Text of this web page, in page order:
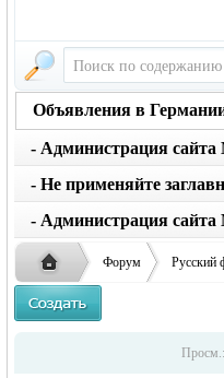
Объявления в
Германии
- Администрация сайта
собой право
его смысл
- Не применяйте
последует удаление
- Администрация сайта
ответственности за
объявлений
Форум Русский
Объявления в Германии
Нужна няня-домработница в М ...Просм.: